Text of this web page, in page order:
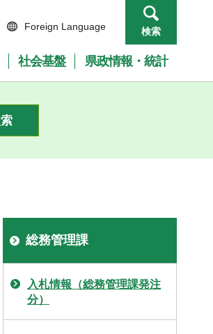
Foreign Language 検索
社会基盤 県政情報・統計
総務管理課
入札情報（総務管理課発注
分）